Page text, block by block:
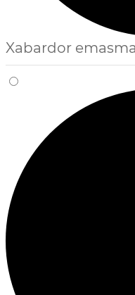
Xabardor